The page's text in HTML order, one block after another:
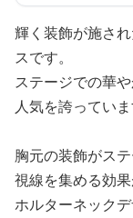
輝く装飾が施さ
スです。
ステージでの華
人気を誇っていま
胸元の装飾がス
視線を集める効果
ホルターネック